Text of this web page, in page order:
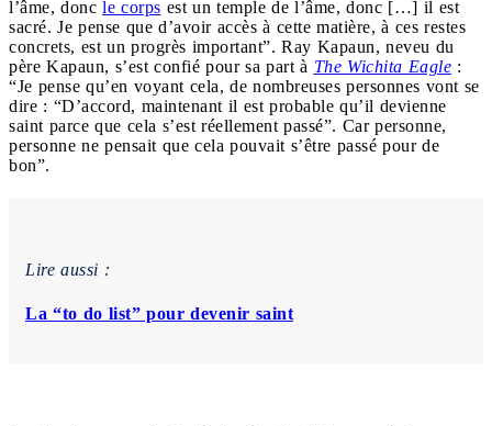
l’âme, donc le corps est un temple de l’âme, donc […] il est
sacré. Je pense que d’avoir accès à cette matière, à ces restes
concrets, est un progrès important”. Ray Kapaun, neveu du
père Kapaun, s’est confié pour sa part à The Wichita Eagle :
“Je pense qu’en voyant cela, de nombreuses personnes vont se
dire : “D’accord, maintenant il est probable qu’il devienne
saint parce que cela s’est réellement passé”. Car personne,
personne ne pensait que cela pouvait s’être passé pour de
bon”.
Lire aussi :
La “to do list” pour devenir saint